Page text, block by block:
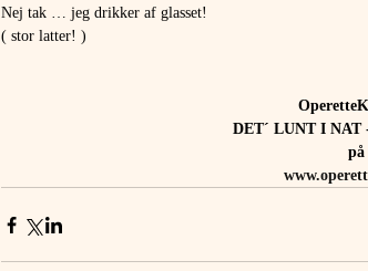
Nej tak … jeg drikker af glasset!
( stor latter! )
DET´ LUNT I NAT
på